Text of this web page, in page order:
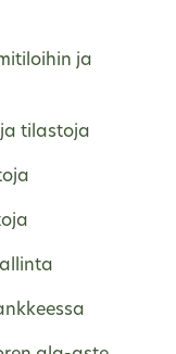
ja
tilastoja